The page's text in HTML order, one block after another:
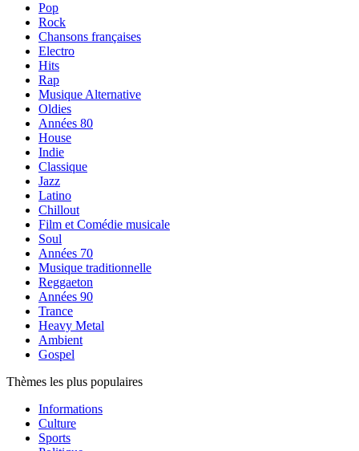
Pop
Rock
Chansons françaises
Electro
Hits
Rap
Musique Alternative
Oldies
Années 80
House
Indie
Classique
Jazz
Latino
Chillout
Film et Comédie musicale
Soul
Années 70
Musique traditionnelle
Reggaeton
Années 90
Trance
Heavy Metal
Ambient
Gospel
Thèmes les plus populaires
Informations
Culture
Sports